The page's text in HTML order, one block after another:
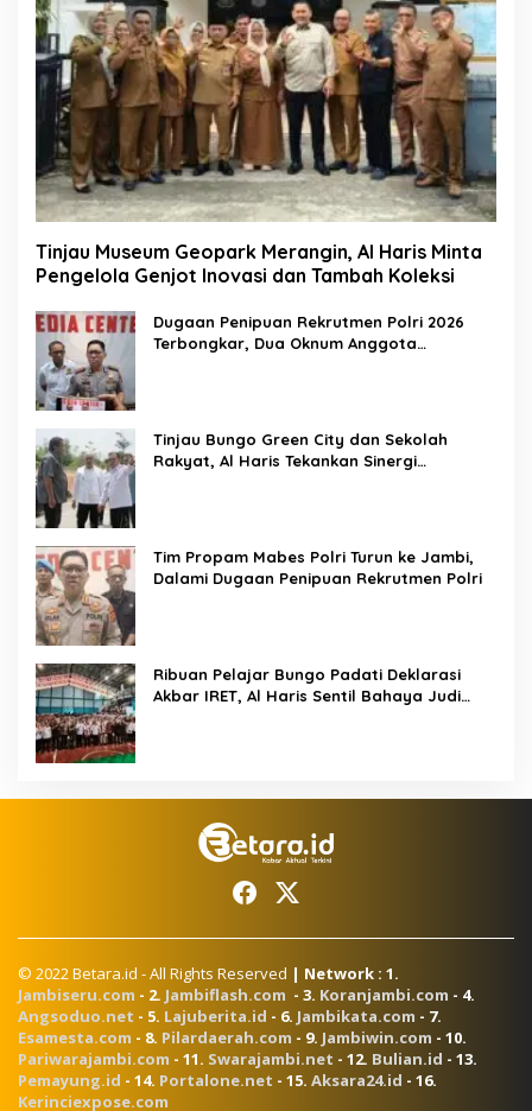
Tinjau Museum Geopark Merangin, Al Haris Minta
Pengelola Genjot Inovasi dan Tambah Koleksi
Dugaan Penipuan Rekrutmen Polri 2026
Terbongkar, Dua Oknum Anggota
Tinjau Bungo Green City dan Sekolah
Rakyat, Al Haris Tekankan Sinergi
Tim Propam Mabes Polri Turun ke Jambi,
Dalami Dugaan Penipuan Rekrutmen Polri
Ribuan Pelajar Bungo Padati Deklarasi
Akbar IRET, Al Haris Sentil Bahaya Judi
© 2022 Betara.id - All Rights Reserved | Network : 1.
Jambiseru.com - 2. Jambiflash.com - 3. Koranjambi.com - 4.
Angsoduo.net - 5. Lajuberita.id - 6. Jambikata.com - 7.
Esamesta.com - 8. Pilardaerah.com - 9. Jambiwin.com - 10.
Pariwarajambi.com - 11. Swarajambi.net - 12. Bulian.id - 13.
Pemayung.id - 14. Portalone.net - 15. Aksara24.id - 16.
Kerinciexpose.com